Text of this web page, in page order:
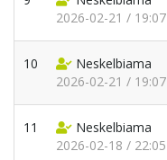
2026-02-21 / 19:07
10
Neskelbiama
2026-02-21 / 19:07
11
Neskelbiama
2026-02-18 / 22:05